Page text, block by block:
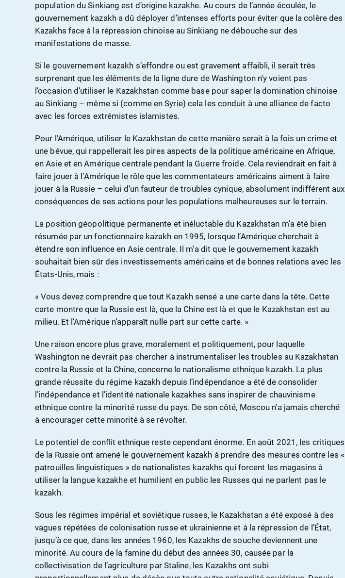
population du Sinkiang est d’origine kazakhe. Au cours de l’année écoulée, le
gouvernement kazakh a dû déployer d’intenses efforts pour éviter que la colère des
Kazakhs face à la répression chinoise au Sinkiang ne débouche sur des
manifestations de masse.
Si le gouvernement kazakh s’effondre ou est gravement affaibli, il serait très
surprenant que les éléments de la ligne dure de Washington n’y voient pas
l’occasion d’utiliser le Kazakhstan comme base pour saper la domination chinoise
au Sinkiang – même si (comme en Syrie) cela les conduit à une alliance de facto
avec les forces extrémistes islamistes.
Pour l’Amérique, utiliser le Kazakhstan de cette manière serait à la fois un crime et
une bévue, qui rappellerait les pires aspects de la politique américaine en Afrique,
en Asie et en Amérique centrale pendant la Guerre froide. Cela reviendrait en fait à
faire jouer à l’Amérique le rôle que les commentateurs américains aiment à faire
jouer à la Russie – celui d’un fauteur de troubles cynique, absolument indifférent aux
conséquences de ses actions pour les populations malheureuses sur le terrain.
La position géopolitique permanente et inéluctable du Kazakhstan m’a été bien
résumée par un fonctionnaire kazakh en 1995, lorsque l’Amérique cherchait à
étendre son influence en Asie centrale. Il m’a dit que le gouvernement kazakh
souhaitait bien sûr des investissements américains et de bonnes relations avec les
États-Unis, mais :
« Vous devez comprendre que tout Kazakh sensé a une carte dans la tête. Cette
carte montre que la Russie est là, que la Chine est là et que le Kazakhstan est au
milieu. Et l’Amérique n’apparaît nulle part sur cette carte. »
Une raison encore plus grave, moralement et politiquement, pour laquelle
Washington ne devrait pas chercher à instrumentaliser les troubles au Kazakhstan
contre la Russie et la Chine, concerne le nationalisme ethnique kazakh. La plus
grande réussite du régime kazakh depuis l’indépendance a été de consolider
l’indépendance et l’identité nationale kazakhes sans inspirer de chauvinisme
ethnique contre la minorité russe du pays. De son côté, Moscou n’a jamais cherché
à encourager cette minorité à se révolter.
Le potentiel de conflit ethnique reste cependant énorme. En août 2021, les critiques
de la Russie ont amené le gouvernement kazakh à prendre des mesures contre les «
patrouilles linguistiques » de nationalistes kazakhs qui forcent les magasins à
utiliser la langue kazakhe et humilient en public les Russes qui ne parlent pas le
kazakh.
Sous les régimes impérial et soviétique russes, le Kazakhstan a été exposé à des
vagues répétées de colonisation russe et ukrainienne et à la répression de l’État,
jusqu’à ce que, dans les années 1960, les Kazakhs de souche deviennent une
minorité. Au cours de la famine du début des années 30, causée par la
collectivisation de l’agriculture par Staline, les Kazakhs ont subi